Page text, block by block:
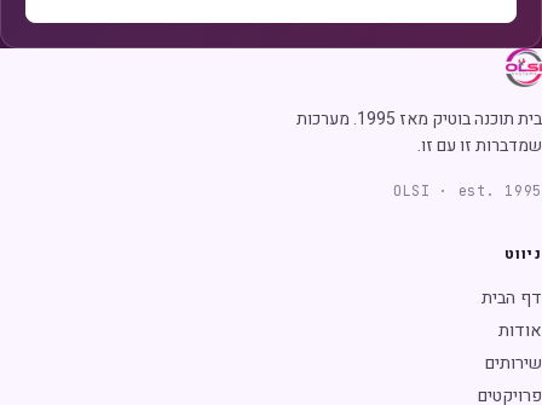
בית תוכנה בוטיק מאז 1995. מערכות
שמדברות זו עם זו.
OLSI · est. 1995
ניווט
דף הבית
אודות
שירותים
פרויקטים